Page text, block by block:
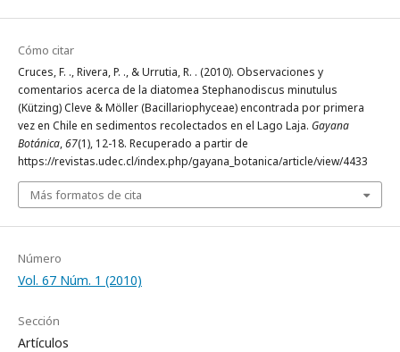
Cómo citar
Cruces, F. ., Rivera, P. ., & Urrutia, R. . (2010). Observaciones y
comentarios acerca de la diatomea Stephanodiscus minutulus
(Kützing) Cleve & Möller (Bacillariophyceae) encontrada por primera
vez en Chile en sedimentos recolectados en el Lago Laja. Gayana
Botánica,67(1), 12-18. Recuperado a partir de
https://revistas.udec.cl/index.php/gayana_botanica/article/view/4433
Más formatos de cita
Número
Vol. 67 Núm. 1 (2010)
Sección
Artículos